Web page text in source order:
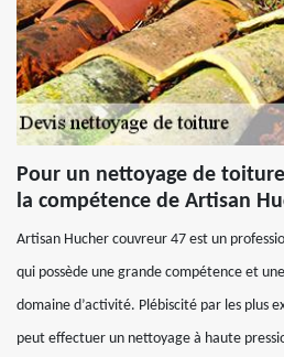
Pour un nettoyage de
la compétence de Artisan
Artisan Hucher couvreur 47 est un
qui possède une grande compétence et
domaine d’activité. Plébiscité par les plus
peut effectuer un nettoyage à haute